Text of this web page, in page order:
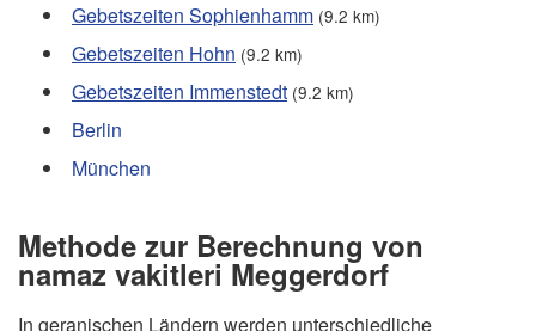
Gebetszeiten Sophienhamm (9.2 km)
Gebetszeiten Hohn (9.2 km)
Gebetszeiten Immenstedt (9.2 km)
Berlin
München
Methode zur Berechnung von
namaz vakitleri Meggerdorf
In geranischen Ländern werden unterschiedliche